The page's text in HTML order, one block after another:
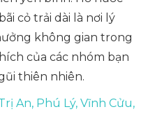
cỏ trải dài là nơi lý
không gian trong
của các nhóm bạn
thiên nhiên.
An, Phú Lý, Vĩnh Cửu,